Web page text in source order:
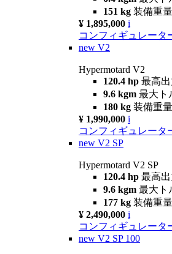
151 kg 装備重
¥ 1,895,000 i
コンフィギュレータ
new V2
Hypermotard V2
120.4 hp 最高出
9.6 kgm 最大ト
180 kg 装備重
¥ 1,990,000 i
コンフィギュレータ
new V2 SP
Hypermotard V2 SP
120.4 hp 最高出
9.6 kgm 最大ト
177 kg 装備重
¥ 2,490,000 i
コンフィギュレータ
new V2 SP 100